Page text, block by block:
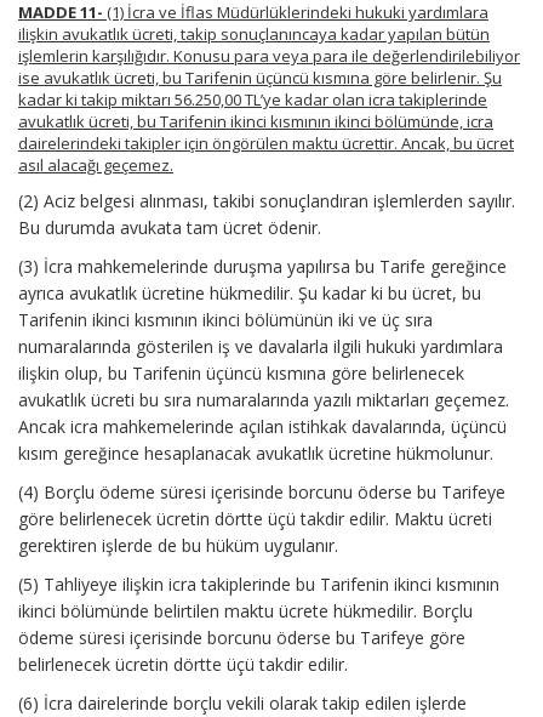
MADDE 11- (1) İcra ve İflas Müdürlüklerindeki hukuki yardımlara
ilişkin avukatlık ücreti, takip sonuçlanıncaya kadar yapılan bütün
işlemlerin karşılığıdır. Konusu para veya para ile değerlendirilebiliyor
ise avukatlık ücreti, bu Tarifenin üçüncü kısmına göre belirlenir. Şu
kadar ki takip miktarı 56.250,00 TL’ye kadar olan icra takiplerinde
avukatlık ücreti, bu Tarifenin ikinci kısmının ikinci bölümünde, icra
dairelerindeki takipler için öngörülen maktu ücrettir. Ancak, bu ücret
asıl alacağı geçemez.
(2) Aciz belgesi alınması, takibi sonuçlandıran işlemlerden sayılır.
Bu durumda avukata tam ücret ödenir.
(3) İcra mahkemelerinde duruşma yapılırsa bu Tarife gereğince
ayrıca avukatlık ücretine hükmedilir. Şu kadar ki bu ücret, bu
Tarifenin ikinci kısmının ikinci bölümünün iki ve üç sıra
numaralarında gösterilen iş ve davalarla ilgili hukuki yardımlara
ilişkin olup, bu Tarifenin üçüncü kısmına göre belirlenecek
avukatlık ücreti bu sıra numaralarında yazılı miktarları geçemez.
Ancak icra mahkemelerinde açılan istihkak davalarında, üçüncü
kısım gereğince hesaplanacak avukatlık ücretine hükmolunur.
(4) Borçlu ödeme süresi içerisinde borcunu öderse bu Tarifeye
göre belirlenecek ücretin dörtte üçü takdir edilir. Maktu ücreti
gerektiren işlerde de bu hüküm uygulanır.
(5) Tahliyeye ilişkin icra takiplerinde bu Tarifenin ikinci kısmının
ikinci bölümünde belirtilen maktu ücrete hükmedilir. Borçlu
ödeme süresi içerisinde borcunu öderse bu Tarifeye göre
belirlenecek ücretin dörtte üçü takdir edilir.
(6) İcra dairelerinde borçlu vekili olarak takip edilen işlerde